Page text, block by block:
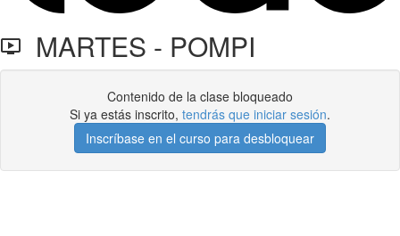
MARTES - POMPI
Contenido de la clase bloqueado
Si ya estás inscrito, tendrás que iniciar sesión.
Inscríbase en el curso para desbloquear